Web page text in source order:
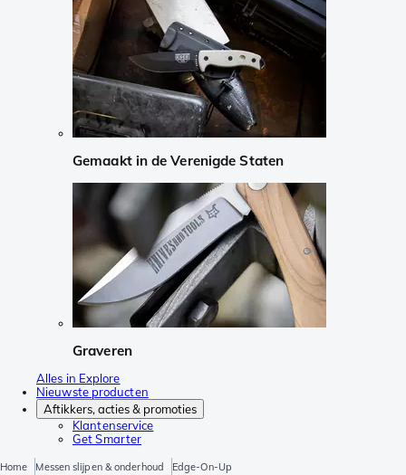
Gemaakt in de Verenigde Staten
Graveren
Alles in Explore
Nieuwste producten
Aftikkers, acties & promoties
Klantenservice
Get Smarter
Home Messen slijpen & onderhoud Edge-On-Up